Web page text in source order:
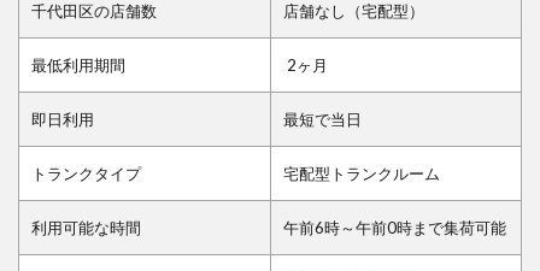
千代田区の店舗数 店舗なし（宅配型）
最低利用期間 2ヶ月
即日利用 最短で当日
トランクタイプ 宅配型トランクルーム
利用可能な時間 午前6時～午前0時まで集荷可能